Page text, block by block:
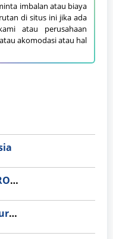
imbalan atau biaya
di situs ini jika ada
atau perusahaan
akomodasi atau hal
PT Techno Indonesia (TSSI GROUP)
PT Yamaha Motor Manufacturing